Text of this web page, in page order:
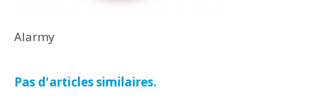
Alarmy
Pas d'articles similaires.